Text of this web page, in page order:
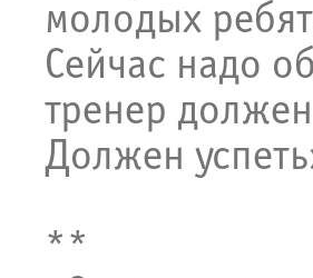
молодых
Сейчас надо
тренер
Должен
**